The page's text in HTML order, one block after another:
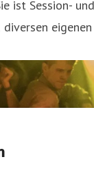
ist Session- und
eigenen